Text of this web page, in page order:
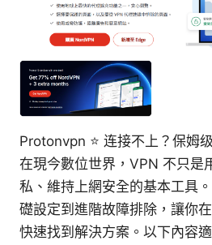
Protonvpn ⭐ 连接不上？保姆
在現今數位世界，VPN 不只是
私、維持上網安全的基本工具
礎設定到進階故障排除，讓你
快速找到解決方案。以下內容